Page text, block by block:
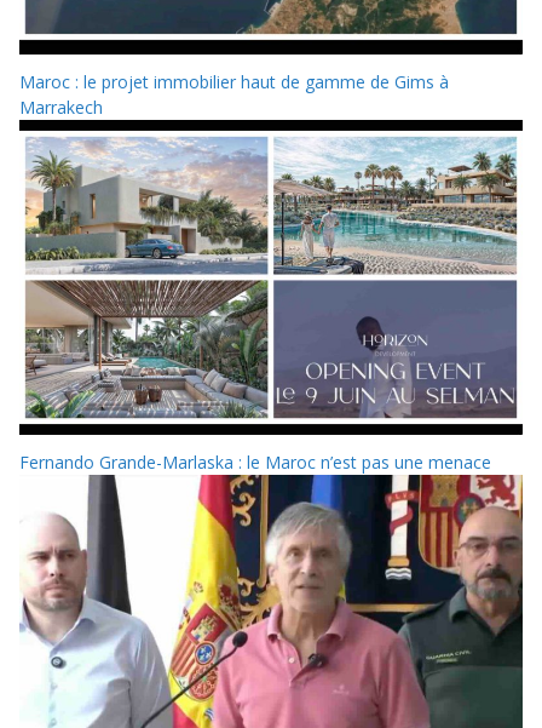
Maroc : le projet immobilier haut de gamme de Gims à
Marrakech
Fernando Grande-Marlaska : le Maroc n’est pas une menace